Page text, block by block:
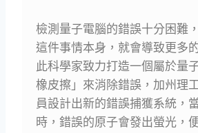
檢測量子電腦的錯誤十分困難
這件事情本身，就會導致更多
此科學家致力打造一個屬於量
橡皮擦」來消除錯誤，加州理
員設計出新的錯誤捕獲系統，
時，錯誤的原子會發出螢光，